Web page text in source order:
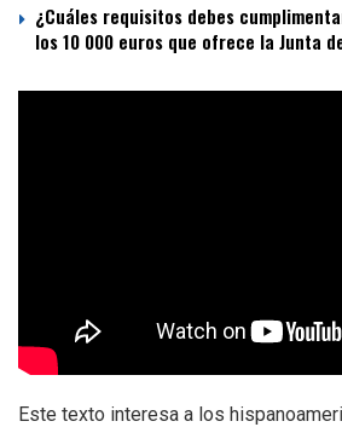
¿Cuáles requisitos debes
los 10 000 euros que ofrece la Junta
Este texto interesa a los